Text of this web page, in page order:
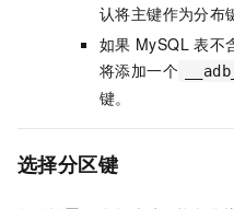
认将主键作为分布
如果 MySQL 表不
将添加一个
键。
选择分区键